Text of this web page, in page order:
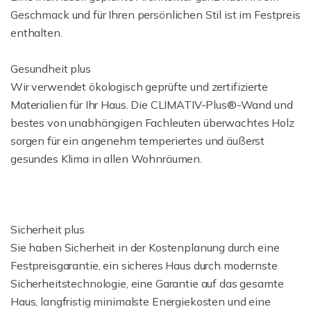
Geschmack und für Ihren persönlichen Stil ist im Festpreis
enthalten.
Gesundheit plus
Wir verwendet ökologisch geprüfte und zertifizierte
Materialien für Ihr Haus. Die CLIMATIV-Plus®-Wand und
bestes von unabhängigen Fachleuten überwachtes Holz
sorgen für ein angenehm temperiertes und äußerst
gesundes Klima in allen Wohnräumen.
Sicherheit plus
Sie haben Sicherheit in der Kostenplanung durch eine
Festpreisgarantie, ein sicheres Haus durch modernste
Sicherheitstechnologie, eine Garantie auf das gesamte
Haus, langfristig minimalste Energiekosten und eine